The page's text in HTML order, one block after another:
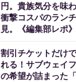
円。貴族気分を味
衝撃コスパのラン
見。《編集部レポ》
割引チケットだけ
れる！サブウェイ
の希望が詰まった